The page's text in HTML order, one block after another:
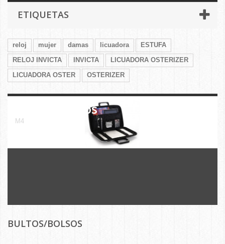
ETIQUETAS
reloj mujer damas licuadora
ESTUFA
RELOJ INVICTA
INVICTA
LICUADORA OSTERIZER
LICUADORA OSTER
OSTERIZER
Bultos/Bolsos
M4
BULTOS/BOLSOS